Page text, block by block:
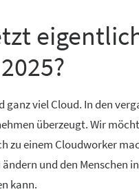
viel Cloud. In den
überzeugt. Wir
zu einem Cloudworker
und den
kann.